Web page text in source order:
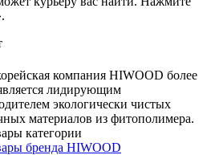
компания HIWOOD более
лидирующим
экологически чистых
материалов из фитополимера.
категории
бренда HIWOOD